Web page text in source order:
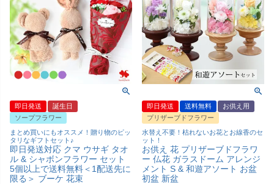
即日発送
誕生日
ソープフラワー
まとめ買いにもオススメ！贈り物のピッ
タリなギフトセット♪
即日発送対応 クマ ウサギ タオ
ル & シャボンフラワー セット
5個以上で送料無料＜1配送先に
限る＞ ブーケ 花束
即日発送 送料無料
お供え用
プリザーブドフラワー
水替え不要！枯れないお花とお線香のセ
ット！
お供え 花 プリザーブドフラワ
ー 仏花 ガラスドーム アレンジ
メント S & 和遊アソート お盆
初盆 新盆